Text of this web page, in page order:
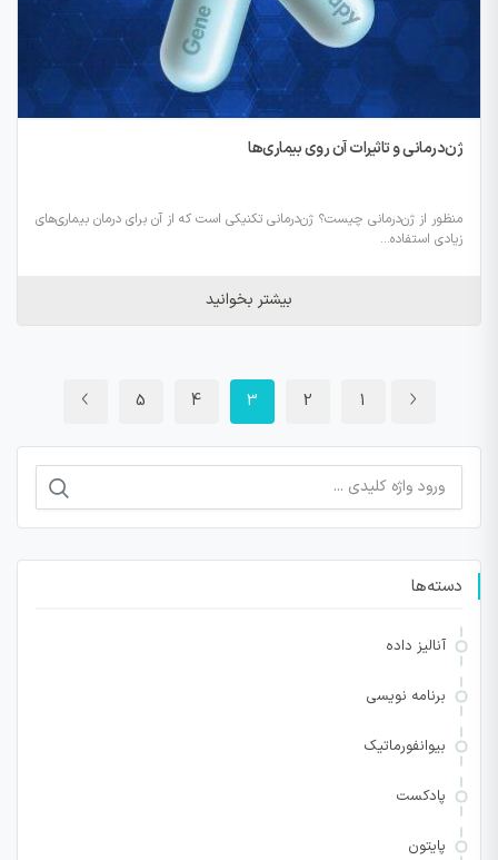
ژن‌درمانی و تاثیرات آن روی بیماری‌ها
منظور از ژن‌درمانی چیست؟ ژن‌درمانی تکنیکی است که از آن برای درمان بیماری‌های
زیادی استفاده...
بیشتر بخوانید
1
2
3
4
5
جستجو
دسته‌ها
آنالیز داده
برنامه نویسی
بیوانفورماتیک
پادکست
پایتون